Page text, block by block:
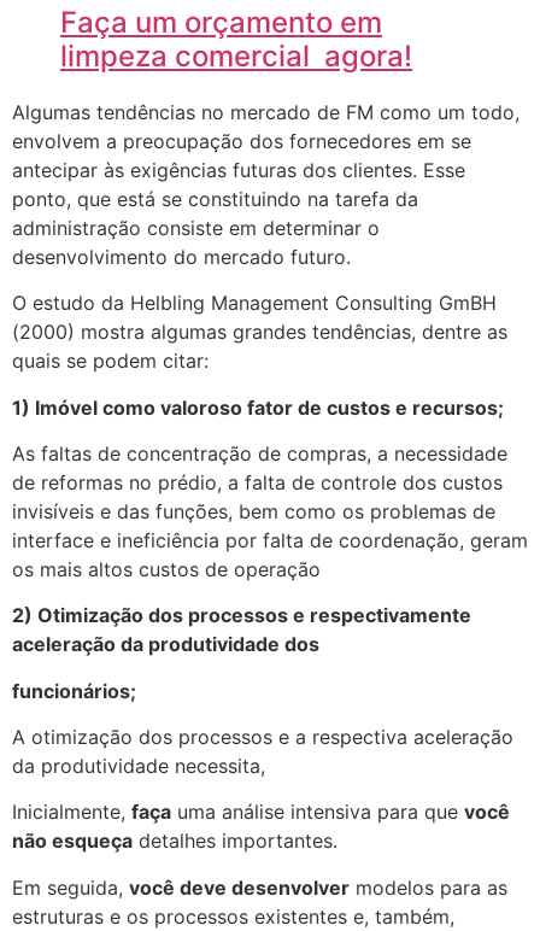
Faça um orçamento em
limpeza comercial agora!
Algumas tendências no mercado de FM como um todo,
envolvem a preocupação dos fornecedores em se
antecipar às exigências futuras dos clientes. Esse
ponto, que está se constituindo na tarefa da
administração consiste em determinar o
desenvolvimento do mercado futuro.
O estudo da Helbling Management Consulting GmBH
(2000) mostra algumas grandes tendências, dentre as
quais se podem citar:
1) Imóvel como valoroso fator de custos e recursos;
As faltas de concentração de compras, a necessidade
de reformas no prédio, a falta de controle dos custos
invisíveis e das funções, bem como os problemas de
interface e ineficiência por falta de coordenação, geram
os mais altos custos de operação
2) Otimização dos processos e respectivamente
aceleração da produtividade dos
funcionários;
A otimização dos processos e a respectiva aceleração
da produtividade necessita,
Inicialmente, faça uma análise intensiva para que você
não esqueça detalhes importantes.
Em seguida, você deve desenvolver modelos para as
estruturas e os processos existentes e, também,